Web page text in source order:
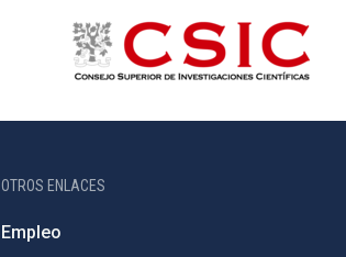
OTROS ENLACES
Empleo